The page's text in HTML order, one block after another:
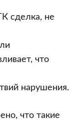
сделка, не
что
нарушения.
что такие